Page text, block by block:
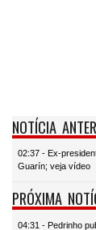
NOTÍCIA
02:37 - Ex-
Guarín; veja vídeo
PRÓXIMA
04:31 - Pedrinho